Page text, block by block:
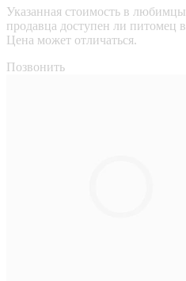
Указанная стоимость в
продавца доступен ли питомец
Цена может отличаться.
Позвонить